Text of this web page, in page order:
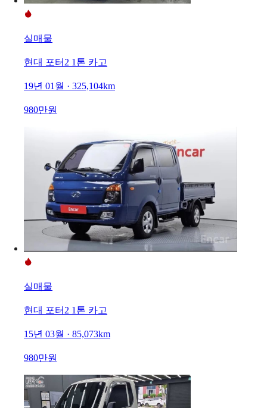
실매물
현대 포터2 1톤 카고
19년 01월 · 325,104km
980만원
실매물
현대 포터2 1톤 카고
15년 03월 · 85,073km
980만원